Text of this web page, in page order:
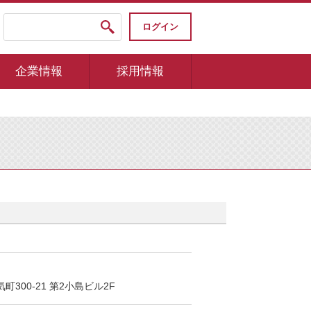
ログイン
企業情報 採用情報
町300-21 第2小島ビル2F